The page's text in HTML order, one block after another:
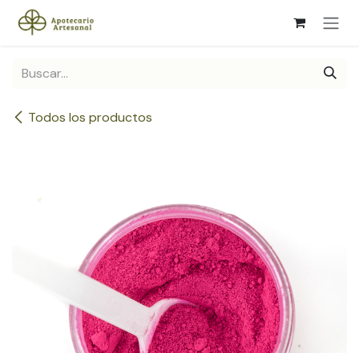
Ir al contenido
Todos los productos